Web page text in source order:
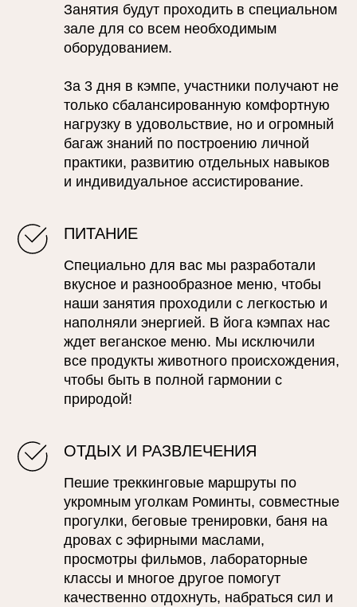
Занятия будут проходить в специальном
зале для со всем необходимым
оборудованием.
За 3 дня в кэмпе, участники получают не
только сбалансированную комфортную
нагрузку в удовольствие, но и огромный
багаж знаний по построению личной
практики, развитию отдельных навыков
и индивидуальное ассистирование.
ПИТАНИЕ
Специально для вас мы разработали
вкусное и разнообразное меню, чтобы
наши занятия проходили с легкостью и
наполняли энергией. В йога кэмпах нас
ждет веганское меню. Мы исключили
все продукты животного происхождения,
чтобы быть в полной гармонии с
природой!
ОТДЫХ И РАЗВЛЕЧЕНИЯ
Пешие треккинговые маршруты по
укромным уголкам Роминты, совместные
прогулки, беговые тренировки, баня на
дровах с эфирными маслами,
просмотры фильмов, лабораторные
классы и многое другое помогут
качественно отдохнуть, набраться сил и